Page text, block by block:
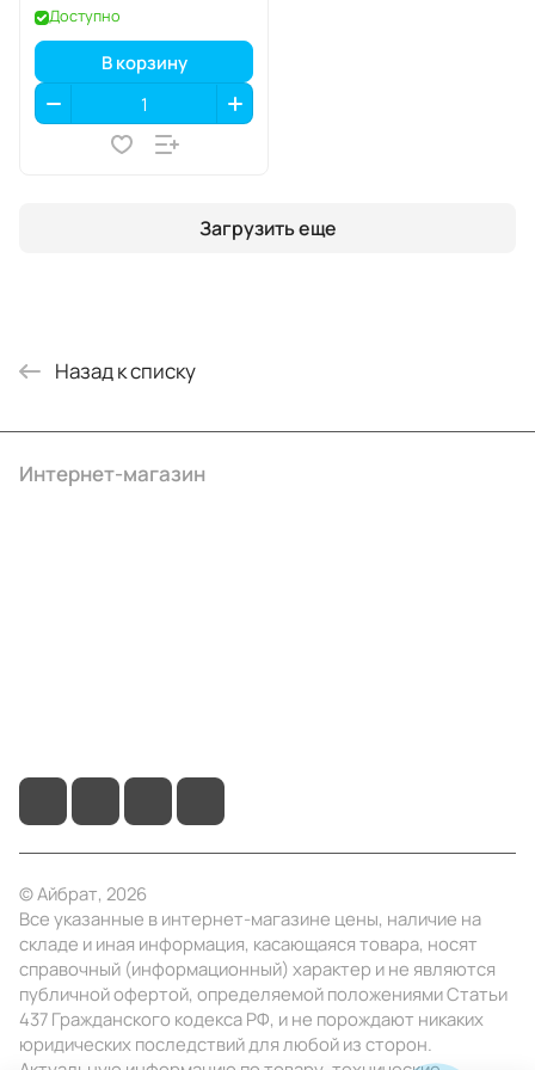
Доступно
В корзину
Загрузить еще
Назад к списку
Интернет-магазин
© Айбрат, 2026
Все указанные в интернет-магазине цены, наличие на
складе и иная информация, касающаяся товара, носят
справочный (информационный) характер и не являются
публичной офертой, определяемой положениями Статьи
437 Гражданского кодекса РФ, и не порождают никаких
юридических последствий для любой из сторон.